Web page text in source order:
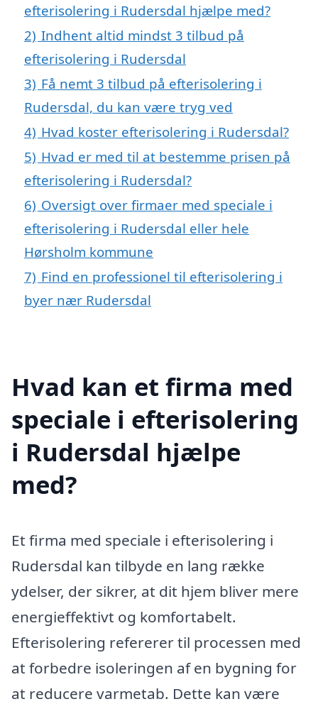
efterisolering i Rudersdal hjælpe med?
2) Indhent altid mindst 3 tilbud på
efterisolering i Rudersdal
3) Få nemt 3 tilbud på efterisolering i
Rudersdal, du kan være tryg ved
4) Hvad koster efterisolering i Rudersdal?
5) Hvad er med til at bestemme prisen på
efterisolering i Rudersdal?
6) Oversigt over firmaer med speciale i
efterisolering i Rudersdal eller hele
Hørsholm kommune
7) Find en professionel til efterisolering i
byer nær Rudersdal
Hvad kan et firma med
speciale i efterisolering
i Rudersdal hjælpe
med?
Et firma med speciale i efterisolering i
Rudersdal kan tilbyde en lang række
ydelser, der sikrer, at dit hjem bliver mere
energieffektivt og komfortabelt.
Efterisolering refererer til processen med
at forbedre isoleringen af en bygning for
at reducere varmetab. Dette kan være